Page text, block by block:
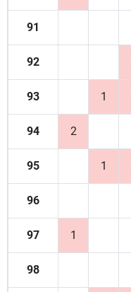
91
92
93 1
94 2
95 1
96
97 1
98